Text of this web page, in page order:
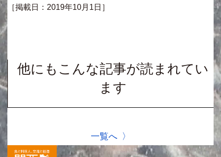
［掲載日：2019年10月1日］
他にもこんな記事が読まれてい
ます
一覧へ